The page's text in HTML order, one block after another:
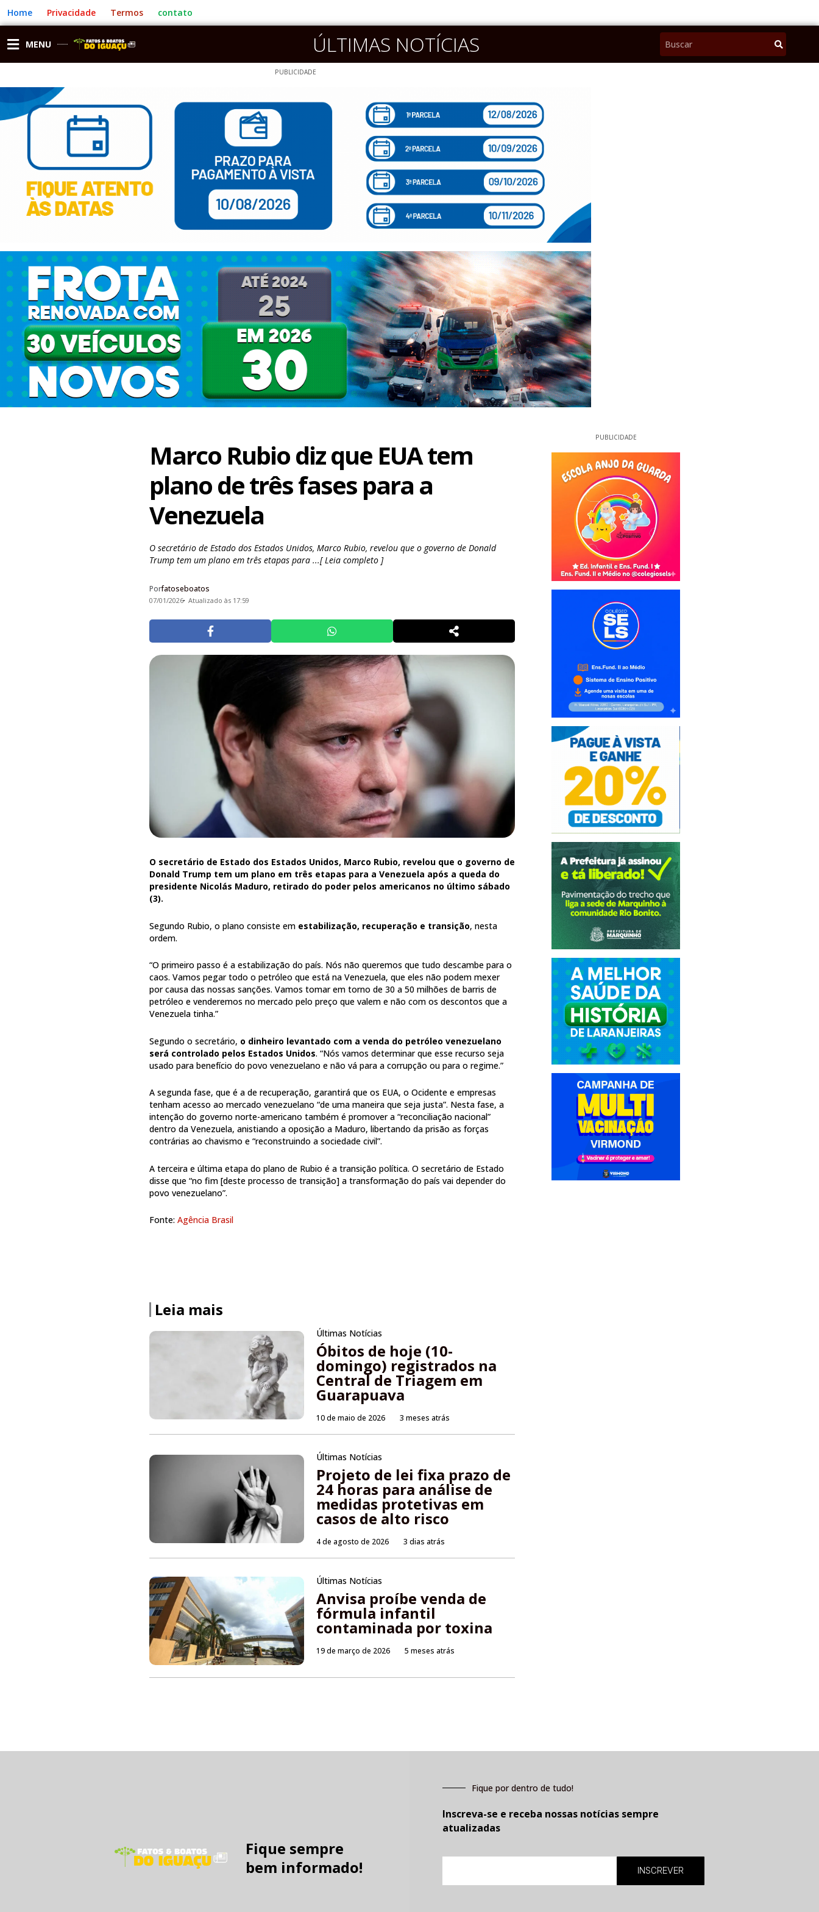
para
o
conteúdo
Home Privacidade Termos contato
MENU ÚLTIMAS NOTÍCIAS Pesquisar
PUBLICIDADE
Marco Rubio diz que EUA tem
plano de três fases para a
Venezuela
O secretário de Estado dos Estados Unidos, Marco Rubio, revelou que o governo de Donald
Trump tem um plano em três etapas para ...[ Leia completo ]
Porfatoseboatos
07/01/2026 Atualizado às 17:59
O secretário de Estado dos Estados Unidos, Marco Rubio, revelou que o governo de
Donald Trump tem um plano em três etapas para a Venezuela após a queda do
presidente Nicolás Maduro, retirado do poder pelos americanos no último sábado
(3).
Segundo Rubio, o plano consiste em estabilização, recuperação e transição, nesta
ordem.
“O primeiro passo é a estabilização do país. Nós não queremos que tudo descambe para o
caos. Vamos pegar todo o petróleo que está na Venezuela, que eles não podem mexer
por causa das nossas sanções. Vamos tomar em torno de 30 a 50 milhões de barris de
petróleo e venderemos no mercado pelo preço que valem e não com os descontos que a
Venezuela tinha.”
Segundo o secretário, o dinheiro levantado com a venda do petróleo venezuelano
será controlado pelos Estados Unidos. “Nós vamos determinar que esse recurso seja
usado para benefício do povo venezuelano e não vá para a corrupção ou para o regime.”
A segunda fase, que é a de recuperação, garantirá que os EUA, o Ocidente e empresas
tenham acesso ao mercado venezuelano “de uma maneira que seja justa”. Nesta fase, a
intenção do governo norte-americano também é promover a “reconciliação nacional”
dentro da Venezuela, anistiando a oposição a Maduro, libertando da prisão as forças
contrárias ao chavismo e “reconstruindo a sociedade civil”.
A terceira e última etapa do plano de Rubio é a transição política. O secretário de Estado
disse que “no fim [deste processo de transição] a transformação do país vai depender do
povo venezuelano”.
Fonte:Agência Brasil
Leia mais
Últimas Notícias
Óbitos de hoje (10-
domingo) registrados na
Central de Triagem em
Guarapuava
10 de maio de 2026 3 meses atrás
Últimas Notícias
Projeto de lei fixa prazo de
24 horas para análise de
medidas protetivas em
casos de alto risco
4 de agosto de 2026 3 dias atrás
Últimas Notícias
Anvisa proíbe venda de
fórmula infantil
contaminada por toxina
19 de março de 2026 5 meses atrás
PUBLICIDADE
Fique sempre
bem informado!
Fique por dentro de tudo!
Inscreva-se e receba nossas notícias sempre
atualizadas
INSCREVER